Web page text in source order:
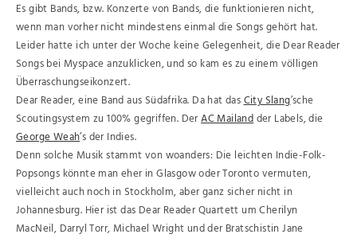
Es gibt Bands, bzw. Konzerte von Bands, die funktionieren nicht,
wenn man vorher nicht mindestens einmal die Songs gehört hat.
Leider hatte ich unter der Woche keine Gelegenheit, die Dear Reader
Songs bei Myspace anzuklicken, und so kam es zu einem völligen
Überraschungseikonzert.
Dear Reader, eine Band aus Südafrika. Da hat dasCity Slang’sche
Scoutingsystem zu 100% gegriffen. DerAC Mailandder Labels, die
George Weah’s der Indies.
Denn solche Musik stammt von woanders: Die leichten Indie-Folk-
Popsongs könnte man eher in Glasgow oder Toronto vermuten,
vielleicht auch noch in Stockholm, aber ganz sicher nicht in
Johannesburg. Hier ist das Dear Reader Quartett um Cherilyn
MacNeil, Darryl Torr, Michael Wright und der Bratschistin Jane